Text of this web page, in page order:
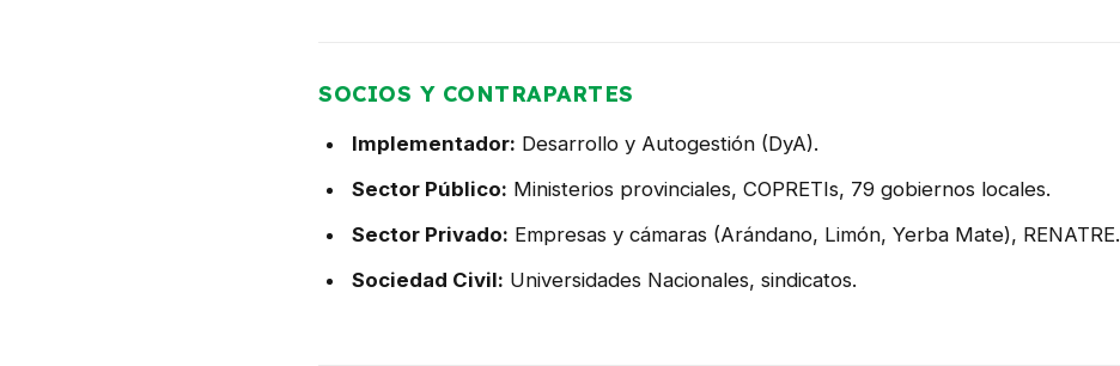
SOCIOS Y CONTRAPARTES
Implementador: Desarrollo y Autogestión (DyA).
Sector Público: Ministerios provinciales, COPRETIs, 79 gobiernos locales.
Sector Privado: Empresas y cámaras (Arándano, Limón, Yerba Mate), RENATRE.
Sociedad Civil: Universidades Nacionales, sindicatos.